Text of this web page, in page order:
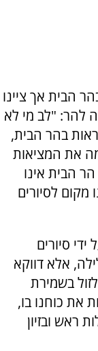
הבית אך ציינו
להר: "לב מי לא
בהר הבית,
את המציאות
הבית אינו
מקום לסיורים
סיורים
אלא דווקא
בשמירת
את כוחנו בו,
ראש ובזיון